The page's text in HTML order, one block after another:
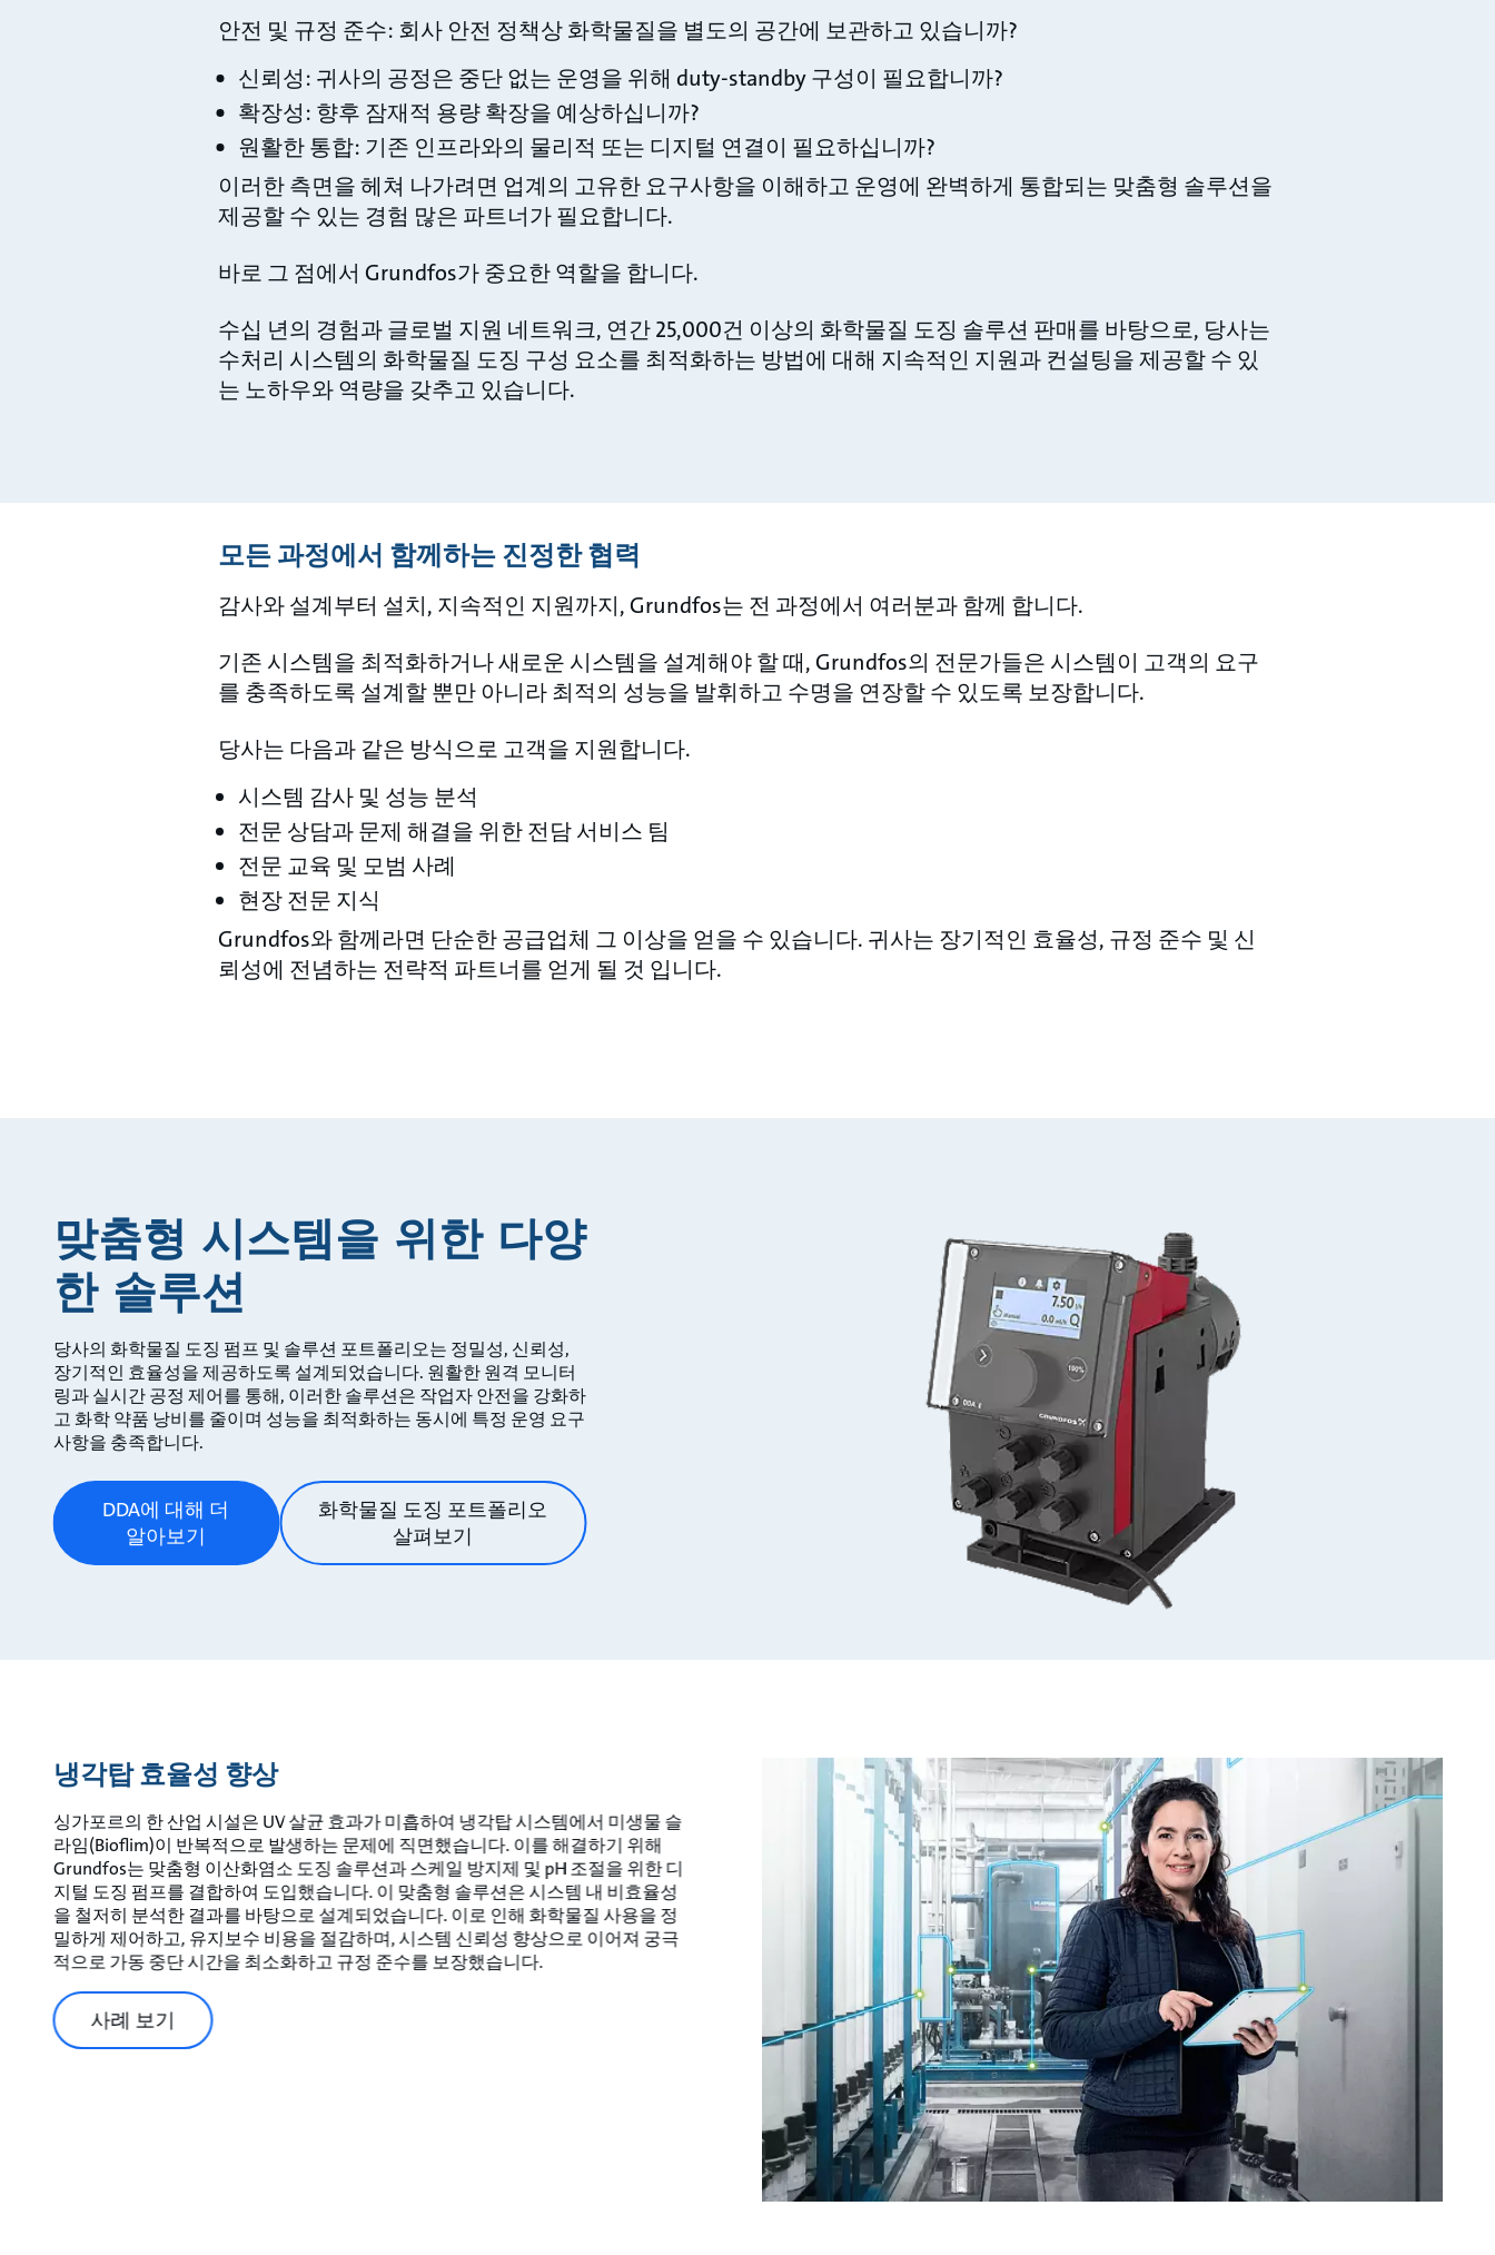
안전 및 규정 준수: 회사 안전 정책상 화학물질을 별도의 공간에 보관하고 있습니까?
신뢰성: 귀사의 공정은 중단 없는 운영을 위해 duty-standby 구성이 필요합니까?
확장성: 향후 잠재적 용량 확장을 예상하십니까?
원활한 통합: 기존 인프라와의 물리적 또는 디지털 연결이 필요하십니까?
이러한 측면을 헤쳐 나가려면 업계의 고유한 요구사항을 이해하고 운영에 완벽하게 통합되는 맞춤형 솔루션을
제공할 수 있는 경험 많은 파트너가 필요합니다.
바로 그 점에서 Grundfos가 중요한 역할을 합니다.
수십 년의 경험과 글로벌 지원 네트워크, 연간 25,000건 이상의 화학물질 도징 솔루션 판매를 바탕으로, 당사는
수처리 시스템의 화학물질 도징 구성 요소를 최적화하는 방법에 대해 지속적인 지원과 컨설팅을 제공할 수 있
는 노하우와 역량을 갖추고 있습니다.
모든 과정에서 함께하는 진정한 협력
감사와 설계부터 설치, 지속적인 지원까지, Grundfos는 전 과정에서 여러분과 함께 합니다.
기존 시스템을 최적화하거나 새로운 시스템을 설계해야 할 때, Grundfos의 전문가들은 시스템이 고객의 요구
를 충족하도록 설계할 뿐만 아니라 최적의 성능을 발휘하고 수명을 연장할 수 있도록 보장합니다.
당사는 다음과 같은 방식으로 고객을 지원합니다.
시스템 감사 및 성능 분석
전문 상담과 문제 해결을 위한 전담 서비스 팀
전문 교육 및 모범 사례
현장 전문 지식
Grundfos와 함께라면 단순한 공급업체 그 이상을 얻을 수 있습니다. 귀사는 장기적인 효율성, 규정 준수 및 신
뢰성에 전념하는 전략적 파트너를 얻게 될 것 입니다.
맞춤형 시스템을 위한 다양
한 솔루션
당사의 화학물질 도징 펌프 및 솔루션 포트폴리오는 정밀성, 신뢰성,
장기적인 효율성을 제공하도록 설계되었습니다. 원활한 원격 모니터
링과 실시간 공정 제어를 통해, 이러한 솔루션은 작업자 안전을 강화하
고 화학 약품 낭비를 줄이며 성능을 최적화하는 동시에 특정 운영 요구
사항을 충족합니다.
DDA에 대해 더
알아보기
화학물질 도징 포트폴리오
살펴보기
냉각탑 효율성 향상
싱가포르의 한 산업 시설은 UV 살균 효과가 미흡하여 냉각탑 시스템에서 미생물 슬
라임(Bioflim)이 반복적으로 발생하는 문제에 직면했습니다. 이를 해결하기 위해
Grundfos는 맞춤형 이산화염소 도징 솔루션과 스케일 방지제 및 pH 조절을 위한 디
지털 도징 펌프를 결합하여 도입했습니다. 이 맞춤형 솔루션은 시스템 내 비효율성
을 철저히 분석한 결과를 바탕으로 설계되었습니다. 이로 인해 화학물질 사용을 정
밀하게 제어하고, 유지보수 비용을 절감하며, 시스템 신뢰성 향상으로 이어져 궁극
적으로 가동 중단 시간을 최소화하고 규정 준수를 보장했습니다.
사례 보기